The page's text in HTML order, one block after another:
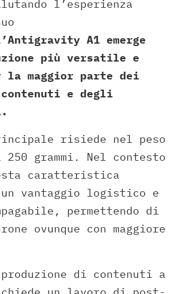
l’esperienza
A1 emerge
più versatile e
la maggior parte dei
e degli
risiede nel peso
grammi. Nel contesto
caratteristica
un vantaggio logistico e
permettendo di
ovunque con maggiore
di contenuti a